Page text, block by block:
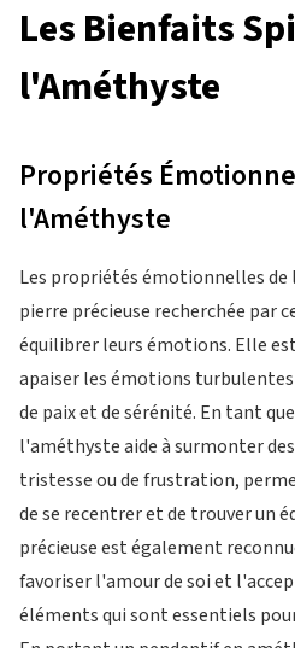
Les Bienfaits
l'Améthyste
Propriétés
l'Améthyste
Les propriétés émotionnelles
pierre précieuse recherchée par
équilibrer leurs émotions. Elle
apaiser les émotions
de paix et de sérénité. En tant
l'améthyste aide à surmonter
tristesse ou de frustration,
de se recentrer et de trouver un
précieuse est également
favoriser l'amour de soi et
éléments qui sont essentiels